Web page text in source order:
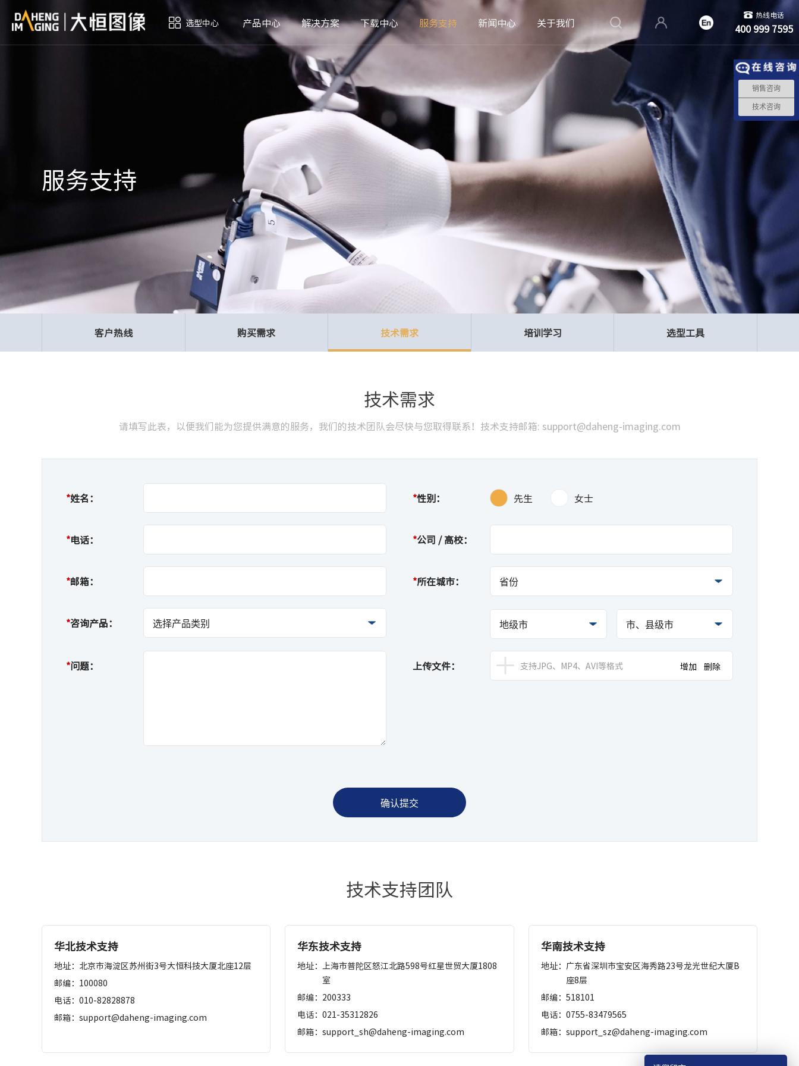
选型中心 产品中心 解决方案 下载中心 服务支持 新闻中心 关于我们
热线电话
400 999 7595
服务支持
客户热线 购买需求 技术需求 培训学习 选型工具
技术需求
请填写此表，以便我们能为您提供满意的服务，我们的技术团队会尽快与您取得联系！技术支持邮箱: support@daheng-imaging.com
*姓名：
*电话：
*邮箱：
*咨询产品：
*问题：
*性别： 先生 女士
*公司 / 高校：
*所在城市：
上传文件： 支持JPG、MP4、AVI等格式 增加 删除
技术支持团队
华北技术支持
地址： 北京市海淀区苏州街3号大恒科技大厦北座12层
邮编： 100080
电话： 010-82828878
邮箱： support@daheng-imaging.com
华东技术支持
地址：上海市普陀区怒江北路598号红星世贸大厦1808
室
邮编： 200333
电话：021-35312826
邮箱：support_sh@daheng-imaging.com
华南技术支持
地址： 广东省深圳市宝安区海秀路23号龙光世纪大厦B
座8层
邮编： 518101
电话： 0755-83479565
邮箱： support_sz@daheng-imaging.com
销售咨询
技术咨询